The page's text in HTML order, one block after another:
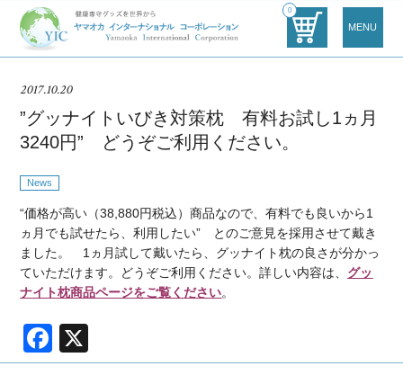
0
MENU
2017.10.20
”グッナイトいびき対策枕 有料お試し1ヵ月
3240円” どうぞご利用ください。
News
“価格が高い（38,880円税込）商品なので、有料でも良いから1
ヵ月でも試せたら、利用したい” とのご意見を採用させて戴き
ました。 1ヵ月試して戴いたら、グッナイト枕の良さが分かっ
ていただけます。どうぞご利用ください。詳しい内容は、 グッ
ナイト枕商品ページをご覧ください。
F
a